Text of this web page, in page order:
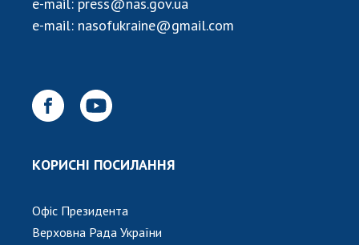
e-mail: press@nas.gov.ua
e-mail: nasofukraine@gmail.com
КОРИСНІ ПОСИЛАННЯ
Офіс Президента
Верховна Рада України